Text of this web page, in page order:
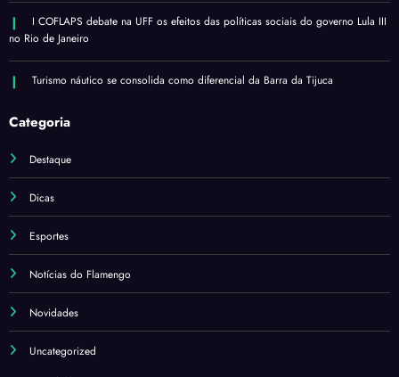
I COFLAPS debate na UFF os efeitos das políticas sociais do governo Lula III
no Rio de Janeiro
Turismo náutico se consolida como diferencial da Barra da Tijuca
Categoria
Destaque
Dicas
Esportes
Notícias do Flamengo
Novidades
Uncategorized